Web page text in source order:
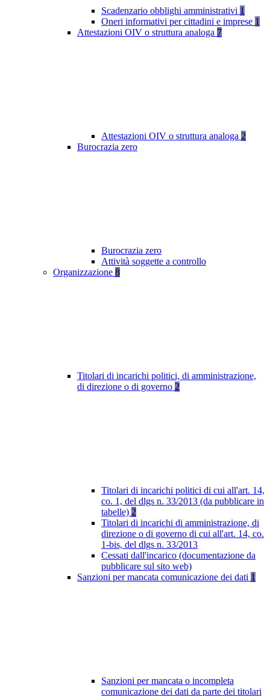
Scadenzario obblighi amministrativi 1
Oneri informativi per cittadini e imprese 1
Attestazioni OIV o struttura analoga 7
Attestazioni OIV o struttura analoga 2
Burocrazia zero
Burocrazia zero
Attività soggette a controllo
Organizzazione 8
Titolari di incarichi politici, di amministrazione,
di direzione o di governo 2
Titolari di incarichi politici di cui all'art. 14,
co. 1, del dlgs n. 33/2013 (da pubblicare in
tabelle) 2
Titolari di incarichi di amministrazione, di
direzione o di governo di cui all'art. 14, co.
1-bis, del dlgs n. 33/2013
Cessati dall'incarico (documentazione da
pubblicare sul sito web)
Sanzioni per mancata comunicazione dei dati 1
Sanzioni per mancata o incompleta
comunicazione dei dati da parte dei titolari